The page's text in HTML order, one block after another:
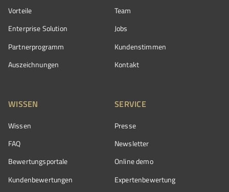
Vorteile
Enterprise Solution
Partnerprogramm
Auszeichnungen
Team
Jobs
Kundenstimmen
Kontakt
WISSEN
Wissen
FAQ
Bewertungsportale
Kundenbewertungen
SERVICE
Presse
Newsletter
Online demo
Expertenbewertung